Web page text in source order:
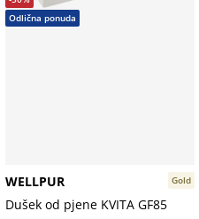
Odlična ponuda
Gold
WELLPUR
Dušek od pjene KVITA GF85